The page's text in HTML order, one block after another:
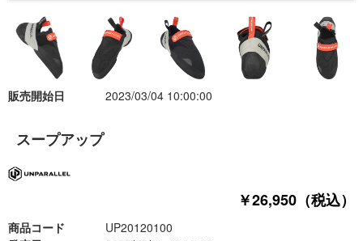
スープアップ
￥26,950（税込）
商品コード
UP20120100
販売開始日 2023/03/04 10:00:00